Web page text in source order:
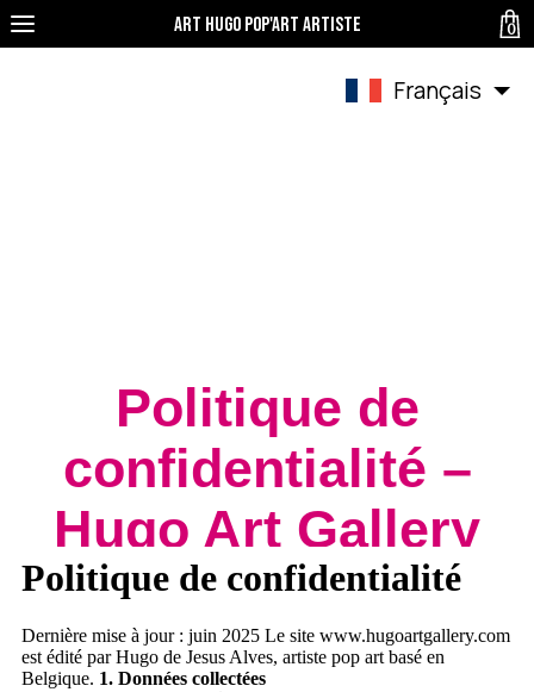
Art Hugo pop'art Artiste
Français
0